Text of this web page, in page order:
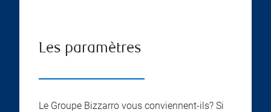
Les paramètres
Le Groupe Bizzarro vous conviennent-ils? Si